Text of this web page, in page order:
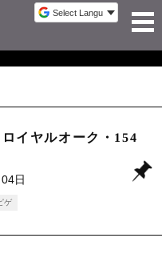
イヤルオーク・154
日
ゲ